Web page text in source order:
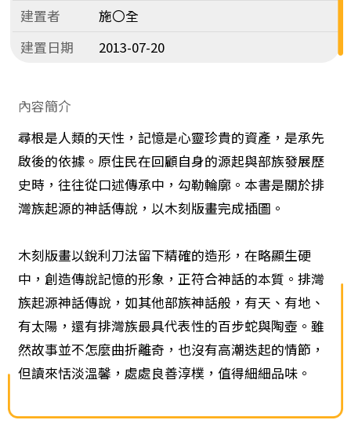
建置者
施〇全
建置日期
2013-07-20
內容簡介
尋根是人類的天性，記憶是心靈珍貴的資產，是承先
啟後的依據。原住民在回顧自身的源起與部族發展歷
史時，往往從口述傳承中，勾勒輪廓。本書是關於排
灣族起源的神話傳說，以木刻版畫完成插圖。
木刻版畫以銳利刀法留下精確的造形，在略顯生硬
中，創造傳說記憶的形象，正符合神話的本質。排灣
族起源神話傳說，如其他部族神話般，有天、有地、
有太陽，還有排灣族最具代表性的百步蛇與陶壺。雖
然故事並不怎麼曲折離奇，也沒有高潮迭起的情節，
但讀來恬淡溫馨，處處良善淳樸，值得細細品味。